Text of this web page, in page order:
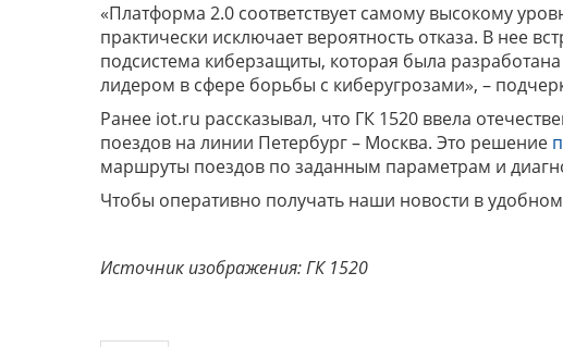
«Платформа 2.0 соответствует самому высокому
практически исключает вероятность отказа. В нее
подсистема киберзащиты, которая была
лидером в сфере борьбы с киберугрозами», –
Ранее iot.ru рассказывал, что ГК 1520 ввела
поездов на линии Петербург – Москва. Это решение
маршруты поездов по заданным параметрам и
Чтобы оперативно получать наши новости в
Источник изображения: ГК 1520